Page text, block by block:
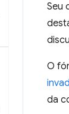
Seu
O
da